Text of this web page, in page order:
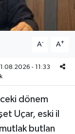
A- A+
- 11:33
dönem
Uçar, eski il
mutlak butlan